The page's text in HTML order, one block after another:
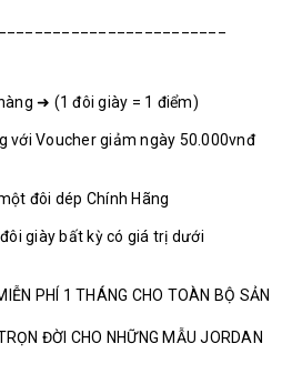
➜ (1 đôi giày = 1 điểm)
với Voucher giảm ngày 50.000vnđ
đôi dép Chính Hãng
giày bất kỳ có giá trị dưới
PHÍ 1 THÁNG CHO TOÀN BỘ SẢN
ĐỜI CHO NHỮNG MẪU JORDAN